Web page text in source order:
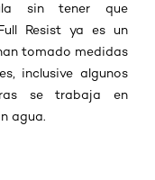
sin tener que
Resist ya es un
tomado medidas
inclusive algunos
se trabaja en
agua.